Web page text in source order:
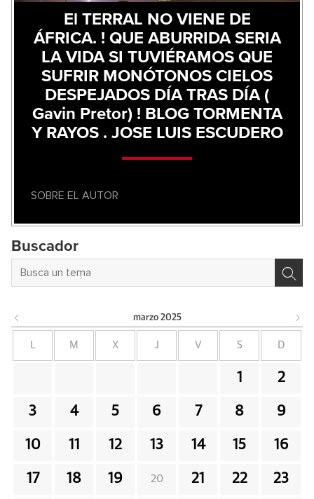
El TERRAL NO VIENE DE
ÁFRICA. ! QUE ABURRIDA SERIA
LA VIDA SI TUVIÉRAMOS QUE
SUFRIR MONÓTONOS CIELOS
DESPEJADOS DÍA TRAS DÍA (
Gavin Pretor) ! BLOG TORMENTA
Y RAYOS . JOSE LUIS ESCUDERO
SOBRE EL AUTOR
Buscador
marzo 2025
M X J V S D
1 2
3 4 5 6 7 8 9
10 11 12 13 14 15 16
17 18 19 20 21 22 23